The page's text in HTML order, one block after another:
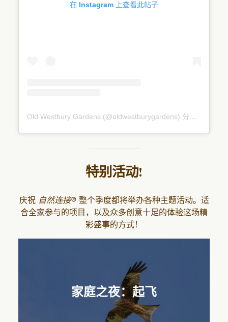
在 Instagram 上查看此帖子
Old Westbury Gardens (@oldwestburygardens) 分享的帖子
特别活动!
庆祝 自然连接®整个季度都将举办各种主题活动。适
合全家参与的项目，以及众多创意十足的体验这场精
彩盛事的方式！
家庭之夜：起飞